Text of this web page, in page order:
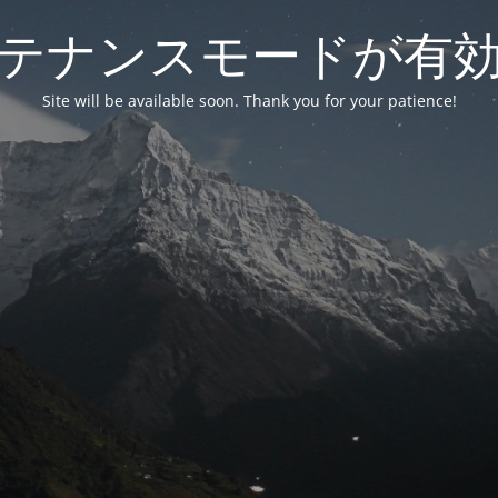
ナンスモードが有
Site will be available soon. Thank you for your patience!